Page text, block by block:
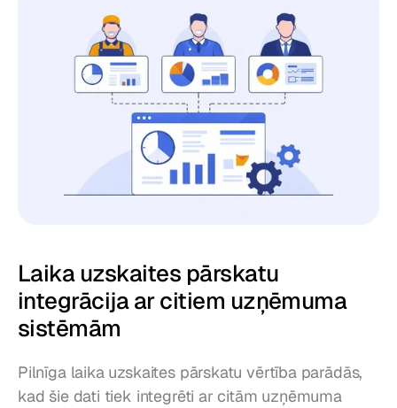
Laika uzskaites pārskatu
integrācija ar citiem uzņēmuma
sistēmām
Pilnīga laika uzskaites pārskatu vērtība parādās,
kad šie dati tiek integrēti ar citām uzņēmuma